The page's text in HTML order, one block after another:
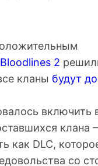
2
кланы будут
включить
клана
как DLC,
со